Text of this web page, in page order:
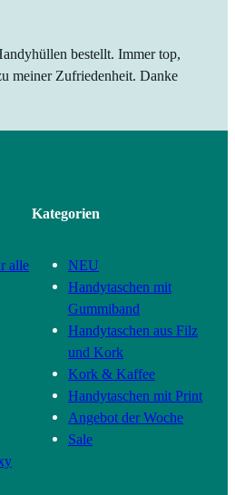
bestellt. Immer top,
meiner Zufriedenheit. Danke
alle
Kategorien
NEU
Handytaschen mit
Gummiband
Handytaschen aus Filz
und Kork
Kork & Kaffee
Handytaschen mit Print
Angebot der Woche
Sale